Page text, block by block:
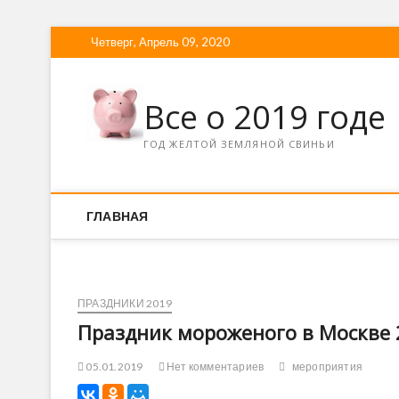
Четверг, Апрель 09, 2020
Все о 2019 годе
ГОД ЖЕЛТОЙ ЗЕМЛЯНОЙ СВИНЬИ
ГЛАВНАЯ
ПРАЗДНИКИ 2019
Праздник мороженого в Москве
05.01.2019 Нет комментариев мероприятия